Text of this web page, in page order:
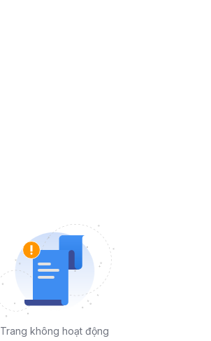
Trang không hoạt động